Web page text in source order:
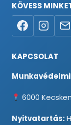
KÖVESS
KAPCSOLAT
6000
Nyitvatartás: